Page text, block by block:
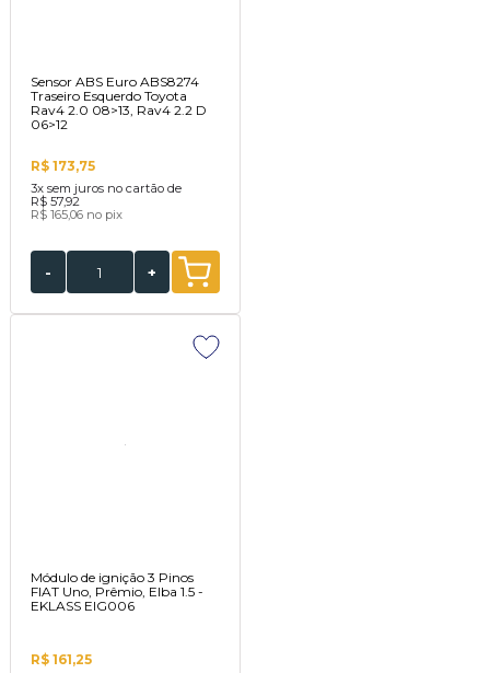
Sensor ABS Euro ABS8274
Traseiro Esquerdo Toyota
Rav4 2.0 08>13, Rav4 2.2 D
06>12
R$ 173,75
3x sem juros no cartão de
R$ 57,92
R$ 165,06 no pix
- +
Módulo de ignição 3 Pinos
FIAT Uno, Prêmio, Elba 1.5 -
EKLASS EIG006
R$ 161,25